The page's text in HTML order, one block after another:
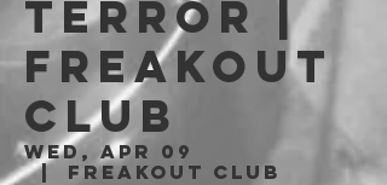
Terror |
Freakout
Club
Wed, Apr 09
  |
Freakout Club